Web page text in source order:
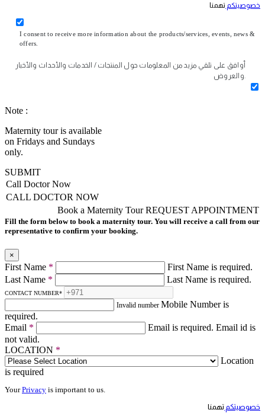
خصوصيتكم تهمنا
I consent to receive more information about the products/services, events, news &
offers.
أوافق على تلقي مزيد من المعلومات حول المنتجات / الخدمات والأحداث والأخبار
والعروض.
Note :
Maternity tour is available
on Fridays and Sundays
only.
SUBMIT
Call Doctor Now
CALL DOCTOR NOW
REQUEST APPOINTMENT
Book a Maternity Tour
Fill the form below to book a maternity tour. You will receive a call from our
representative to confirm your booking.
×
First Name *
First Name is required.
Last Name * Last Name is required.
CONTACT NUMBER*
Invalid number Mobile Number is
required.
Email * Email is required. Email id is
not valid.
LOCATION *
Location
is required
YourPrivacy is important to us.
خصوصيتكم تهمنا